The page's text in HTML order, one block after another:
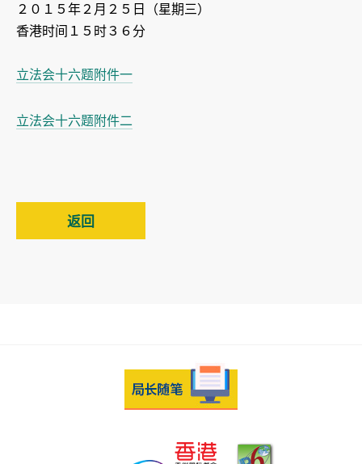
２０１５年２月２５日（星期三）
香港时间１５时３６分
立法会十六题附件一
立法会十六题附件二
返回